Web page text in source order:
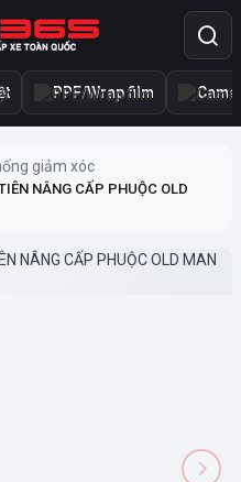
PPF/Wrap film
giảm xóc
NÂNG CẤP PHUỘC OLD